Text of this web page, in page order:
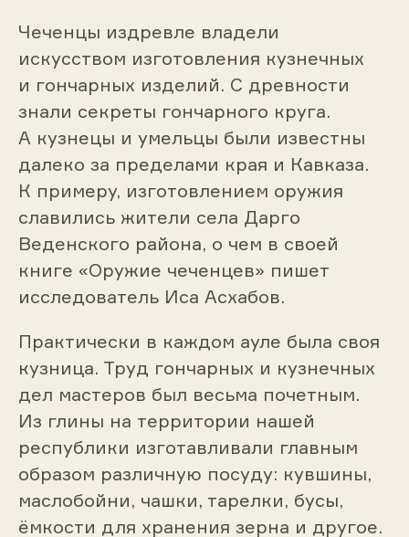
Чеченцы издревле владели
искусством изготовления кузнечных
и гончарных изделий. С древности
знали секреты гончарного круга.
А кузнецы и умельцы были известны
далеко за пределами края и Кавказа.
К примеру, изготовлением оружия
славились жители села Дарго
Веденского района, о чем в своей
книге «Оружие чеченцев» пишет
исследователь Иса Асхабов.
Практически в каждом ауле была своя
кузница. Труд гончарных и кузнечных
дел мастеров был весьма почетным.
Из глины на территории нашей
республики изготавливали главным
образом различную посуду: кувшины,
маслобойни, чашки, тарелки, бусы,
ёмкости для хранения зерна и другое.